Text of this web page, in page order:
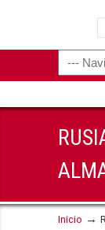
Inicio →